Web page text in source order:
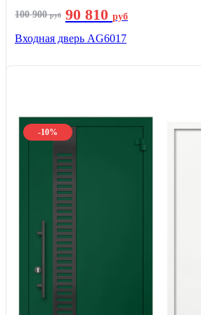
100 900руб 90 810 руб
Входная дверь AG6017
-10%